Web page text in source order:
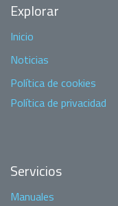
Explorar
Inicio
Noticias
Política de cookies
Política de privacidad
Servicios
Manuales